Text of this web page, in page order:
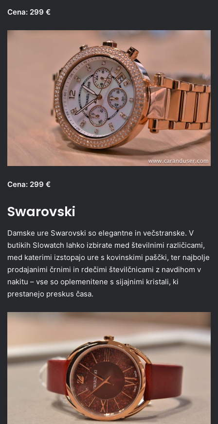
Cena: 299 €
Cena: 299 €
Swarovski
Damske ure Swarovski so elegantne in večstranske. V
butikih Slowatch lahko izbirate med številnimi različicami,
med katerimi izstopajo ure s kovinskimi paščki, ter najbolje
prodajanimi črnimi in rdečimi številčnicami z navdihom v
nakitu – vse so oplemenitene s sijajnimi kristali, ki
prestanejo preskus časa.